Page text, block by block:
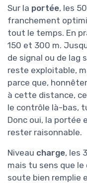
Sur la portée, les
franchement
tout le temps. En
150 et 300 m.
de signal ou de lag
reste exploitable,
parce que,
à cette distance,
le contrôle là-bas,
Donc oui, la portée
rester raisonnable.
Niveau charge, les
mais tu sens que
soute bien remplie